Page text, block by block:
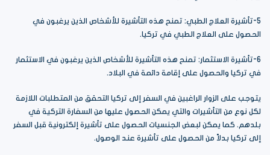
5-تأشيرة العلاج الطبي: تمنح هذه التأشيرة للأشخاص الذين يرغبون في
الحصول على العلاج الطبي في تركيا.
6-تأشيرة الاستثمار: تمنح هذه التأشيرة للأشخاص الذين يرغبون في الاستثمار
في تركيا والحصول على إقامة دائمة في البلاد.
يتوجب على الزوار الراغبين في السفر إلى تركيا التحقق من المتطلبات اللازمة
لكل نوع من التأشيرات والتي يمكن الحصول عليها من السفارة التركية في
بلدهم. كما يمكن لبعض الجنسيات الحصول على تأشيرة إلكترونية قبل السفر
إلى تركيا بدلاً من الحصول على تأشيرة عند الوصول.